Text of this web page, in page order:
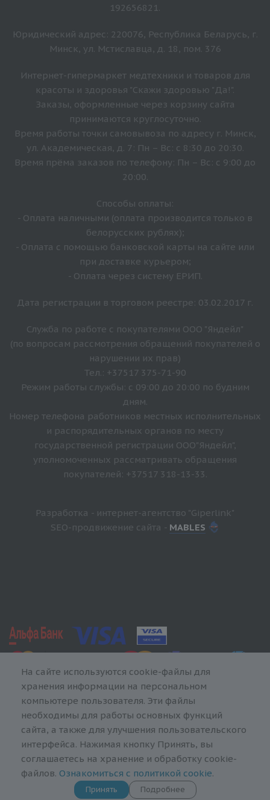
192656821.
Юридический адрес: 220076, Республика Беларусь, г.
Минск, ул. Мстиславца, д. 18, пом. 376
Интернет-гипермаркет медтехники и товаров для
красоты и здоровья "Скажи здоровью "Да!".
Заказы, оформленные через корзину сайта
принимаются круглосуточно.
Время работы точки самовывоза по адресу г. Минск,
ул. Академическая, д. 7: Пн – Вс: с 8:30 до 20:30.
Время прёма заказов по телефону: Пн – Вс: с 9:00 до
20:00.
Способы оплаты:
- Оплата наличными (оплата производится только в
белорусских рублях);
- Оплата с помощью банковской карты на сайте или
при доставке курьером;
- Оплата через систему ЕРИП.
Дата регистрации в торговом реестре: 03.02.2017 г.
Служба по работе с покупателями ООО "Яндейл"
(по вопросам рассмотрения обращений покупателей о
нарушении их прав)
Тел.: +37517 375-71-90
Режим работы службы: с 09:00 до 20:00 по будним
дням.
Номер телефона работников местных исполнительных
и распорядительных органов по месту
государственной регистрации ООО"Яндейл",
уполномоченных рассматривать обращения
покупателей: +37517 318-13-33.
Разработка - интернет-агентство "Giperlink"
SEO-продвижение сайта - MABLES
На сайте используются cookie-файлы для
хранения информации на персональном
компьютере пользователя. Эти файлы
необходимы для работы основных функций
сайта, а также для улучшения пользовательского
интерфейса. Нажимая кнопку Принять, вы
соглашаетесь на хранение и обработку cookie-
файлов. Ознакомиться с политикой cookie.
Принять Подробнее